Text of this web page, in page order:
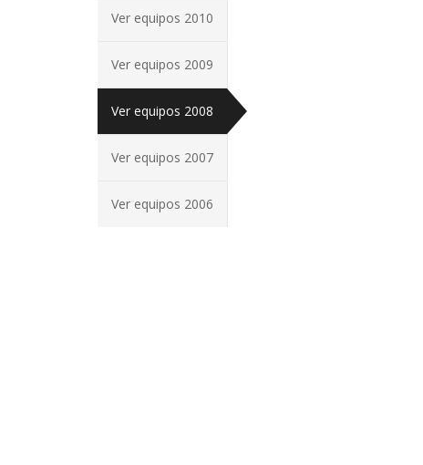
Ver equipos 2010
Ver equipos 2009
Ver equipos 2008
Ver equipos 2007
Ver equipos 2006